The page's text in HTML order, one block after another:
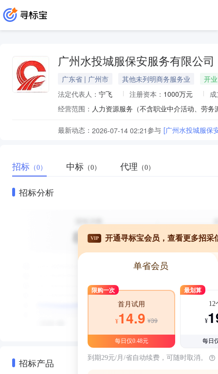
广州水投城服保安服务有限公司
广东省 | 广州市 其他未列明商务服务业
开业
法定代表人： 宁飞 注册资本： 1000万元
经营范围：
最新动态： 2026-07-14 02:21参与
招标 （0） 中标 （0） 代理 （0）
招标分析
招标产品
VIP 开通寻标宝会员，查看更多招采
单省会员
限购一次
首月试用
¥14.9 ¥39
每日仅0.48元
最划算
12
¥
每日
到期29元/月/省自动续费，可随时取消。